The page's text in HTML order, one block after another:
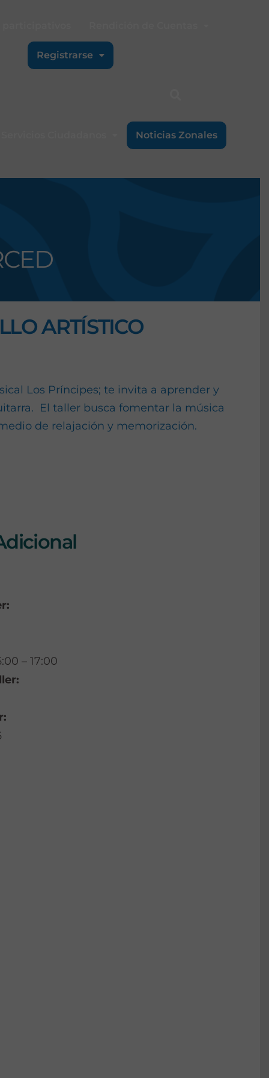
Registrarse
Noticias Zonales
ARTÍSTICO
Los Príncipes; te invita a aprender y
El taller busca fomentar la música
de relajación y memorización.
– 17:00